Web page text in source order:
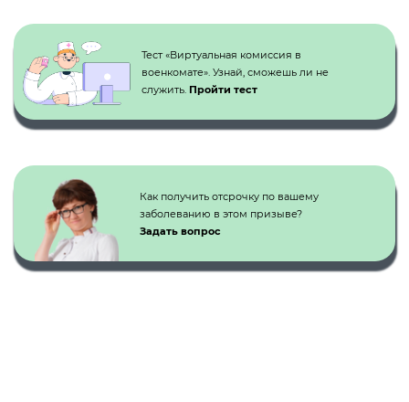
Тест «Виртуальная комиссия в
военкомате». Узнай, сможешь ли не
служить. Пройти тест
Как получить отсрочку по вашему
заболеванию в этом призыве?
Задать вопрос